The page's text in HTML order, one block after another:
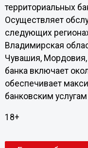
территориальных
Осуществляет
следующих
Владимирская
Чувашия,
банка включает
обеспечивает
банковским
18+